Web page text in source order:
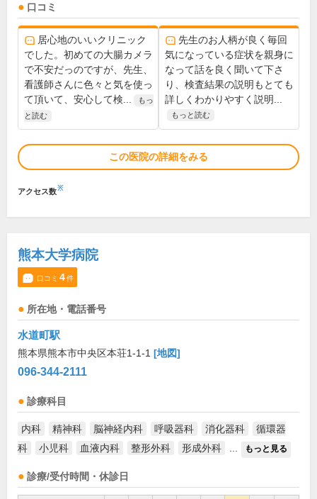
口コミ
居心地のいいクリニック
でした。初めての大腸カメラ
で不安だっのですが、先生、
看護師さんに色々と気を使っ
て頂いて、安心して検...
もっ
と読む
先生のお人柄が良く毎回
気になっている症状を親身に
なって話を良く聞いて下さ
り、検査結果の説明もとても
詳しくわかりやすく説明...
もっと読む
この医院の詳細をみる
アクセス数※
熊本大学病院
口コミ 4件
所在地・電話番号
水道町駅
熊本県熊本市中央区本荘1-1-1 [地図]
096-344-2111
診療科目
内科 精神科 脳神経内科 呼吸器科 消化器科
循環器
科
小児科 血液内科 整形外科 形成外科 もっと見る
診療/受付時間・休診日